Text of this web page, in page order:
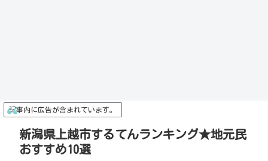
記事内に広告が含まれています。
新潟県上越市するてんランキング★地元民
おすすめ10選